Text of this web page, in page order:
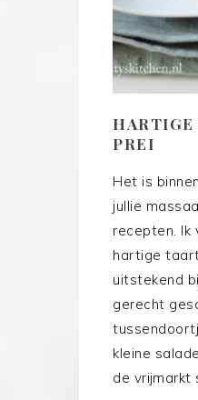
PREI
Het is
jullie
recepten. Ik
hartige
uitstekend
gerecht
kleine
de vrijmarkt